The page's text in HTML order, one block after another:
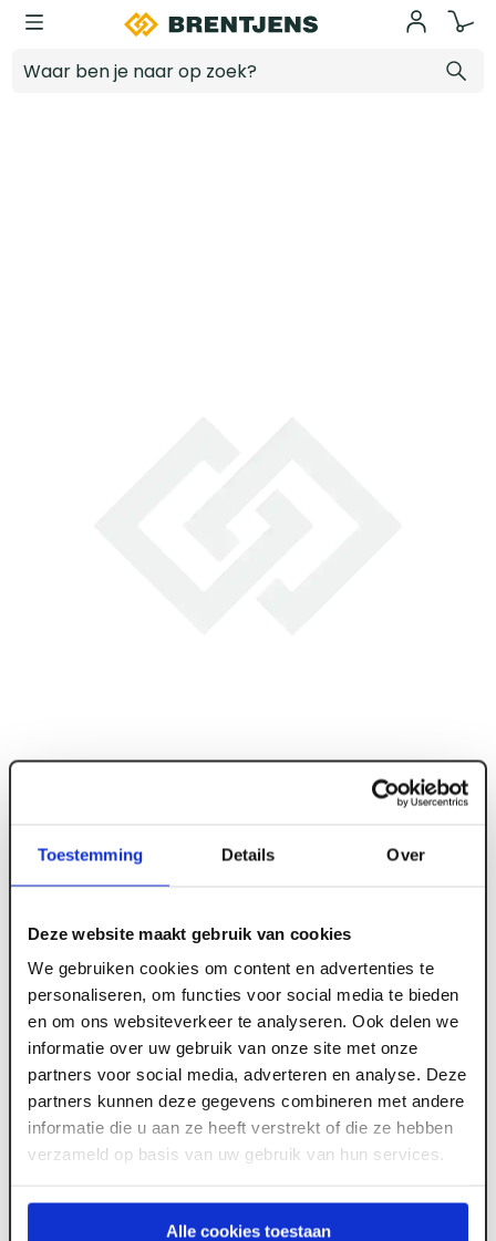
Toestemming Details Over
Deze website maakt gebruik van cookies
We gebruiken cookies om content en advertenties te
personaliseren, om functies voor social media te bieden
en om ons websiteverkeer te analyseren. Ook delen we
informatie over uw gebruik van onze site met onze
partners voor social media, adverteren en analyse. Deze
partners kunnen deze gegevens combineren met andere
informatie die u aan ze heeft verstrekt of die ze hebben
verzameld op basis van uw gebruik van hun services.
Alle cookies toestaan
Ga naar hoofdinhoud
ART005619
Vloerspaan SUPER PROF ECO 500x110 mm
RVS, dikte 1 mm
Meld je aan of maak een account aan om toegang
te krijgen tot de prijzen.
Log in voor prijzen